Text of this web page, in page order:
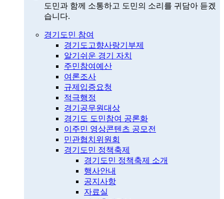
도민과 함께 소통하고 도민의 소리를 귀담아 듣겠
습니다.
경기도민 참여
경기도고향사랑기부제
알기쉬운 경기 자치
주민참여예산
여론조사
규제입증요청
적극행정
경기공무원대상
경기도 도민참여 공론화
이주민 영상콘텐츠 공모전
민관협치위원회
경기도민 정책축제
경기도민 정책축제 소개
행사안내
공지사항
자료실